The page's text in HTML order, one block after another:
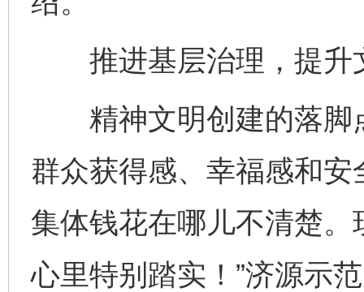
推进基层治理，提升
精神文明创建的落脚
群众获得感、幸福感和安
集体钱花在哪儿不清楚
心里特别踏实！”济源示